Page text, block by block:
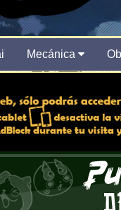
Mecánica